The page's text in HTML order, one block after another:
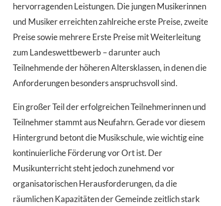
hervorragenden Leistungen. Die jungen Musikerinnen
und Musiker erreichten zahlreiche erste Preise, zweite
Preise sowie mehrere Erste Preise mit Weiterleitung
zum Landeswettbewerb – darunter auch
Teilnehmende der höheren Altersklassen, in denen die
Anforderungen besonders anspruchsvoll sind.
Ein großer Teil der erfolgreichen Teilnehmerinnen und
Teilnehmer stammt aus Neufahrn. Gerade vor diesem
Hintergrund betont die Musikschule, wie wichtig eine
kontinuierliche Förderung vor Ort ist. Der
Musikunterricht steht jedoch zunehmend vor
organisatorischen Herausforderungen, da die
räumlichen Kapazitäten der Gemeinde zeitlich stark